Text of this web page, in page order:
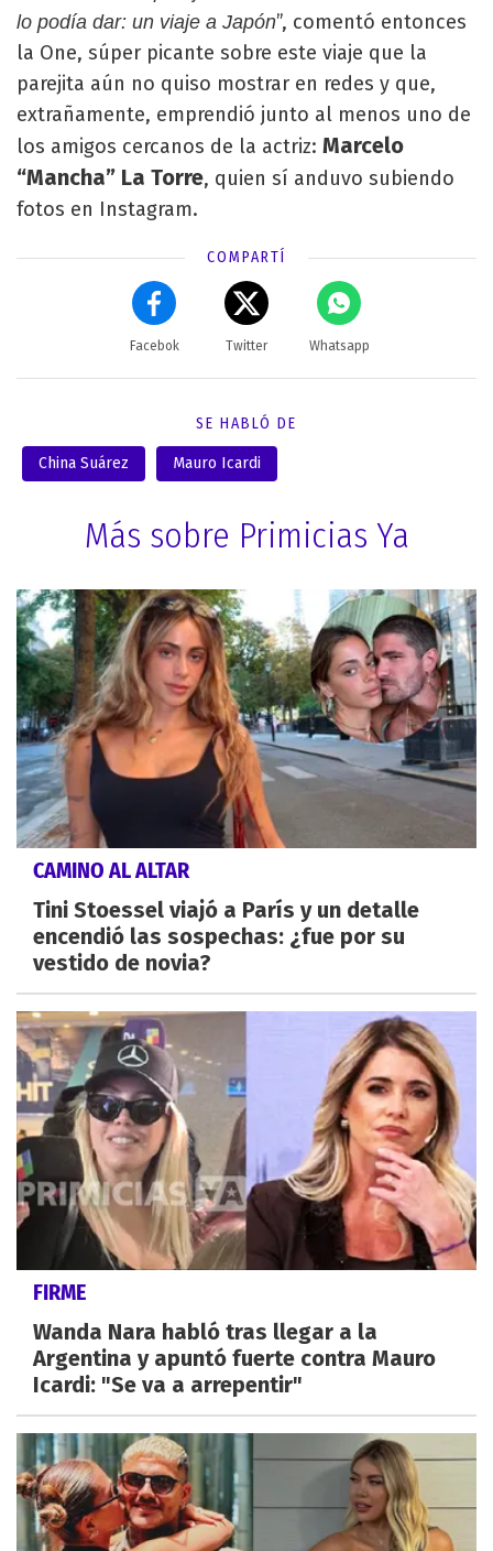
lo podía dar: un viaje a Japón”, comentó entonces
la One, súper picante sobre este viaje que la
parejita aún no quiso mostrar en redes y que,
extrañamente, emprendió junto al menos uno de
los amigos cercanos de la actriz: Marcelo
“Mancha” La Torre, quien sí anduvo subiendo
fotos en Instagram.
COMPARTÍ
Facebok Twitter Whatsapp
SE HABLÓ DE
China Suárez Mauro Icardi
Más sobre Primicias Ya
CAMINO AL ALTAR
Tini Stoessel viajó a París y un detalle
encendió las sospechas: ¿fue por su
vestido de novia?
FIRME
Wanda Nara habló tras llegar a la
Argentina y apuntó fuerte contra Mauro
Icardi: "Se va a arrepentir"